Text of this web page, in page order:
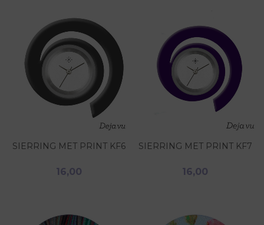
SIERRING MET PRINT KF6
16,00
SIERRING MET PRINT KF7
16,00